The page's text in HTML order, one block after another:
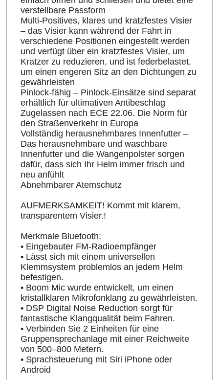
verstellbare Passform
Multi-Positives, klares und kratzfestes Visier
– das Visier kann während der Fahrt in
verschiedene Positionen eingestellt werden
und verfügt über ein kratzfestes Visier, um
Kratzer zu reduzieren, und ist federbelastet,
um einen engeren Sitz an den Dichtungen zu
gewährleisten
Pinlock-fähig – Pinlock-Einsätze sind separat
erhältlich für ultimativen Antibeschlag
Zugelassen nach ECE 22.06. Die Norm für
den Straßenverkehr in Europa
Vollständig herausnehmbares Innenfutter –
Das herausnehmbare und waschbare
Innenfutter und die Wangenpolster sorgen
dafür, dass sich Ihr Helm immer frisch und
neu anfühlt
Abnehmbarer Atemschutz
AUFMERKSAMKEIT! Kommt mit klarem,
transparentem Visier.!
Merkmale Bluetooth:
• Eingebauter FM-Radioempfänger
• Lässt sich mit einem universellen
Klemmsystem problemlos an jedem Helm
befestigen.
• Boom Mic wurde entwickelt, um einen
kristallklaren Mikrofonklang zu gewährleisten.
• DSP Digital Noise Reduction sorgt für
fantastische Klangqualität beim Fahren.
• Verbinden Sie 2 Einheiten für eine
Gruppensprechanlage mit einer Reichweite
von 500–800 Metern.
• Sprachsteuerung mit Siri iPhone oder
Android